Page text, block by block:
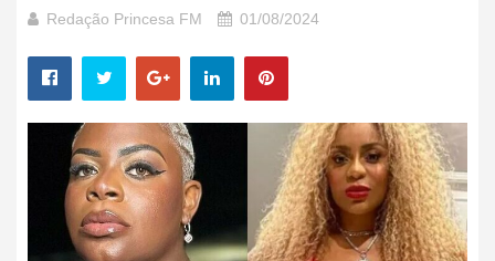
Redação Princesa FM 01/08/2024